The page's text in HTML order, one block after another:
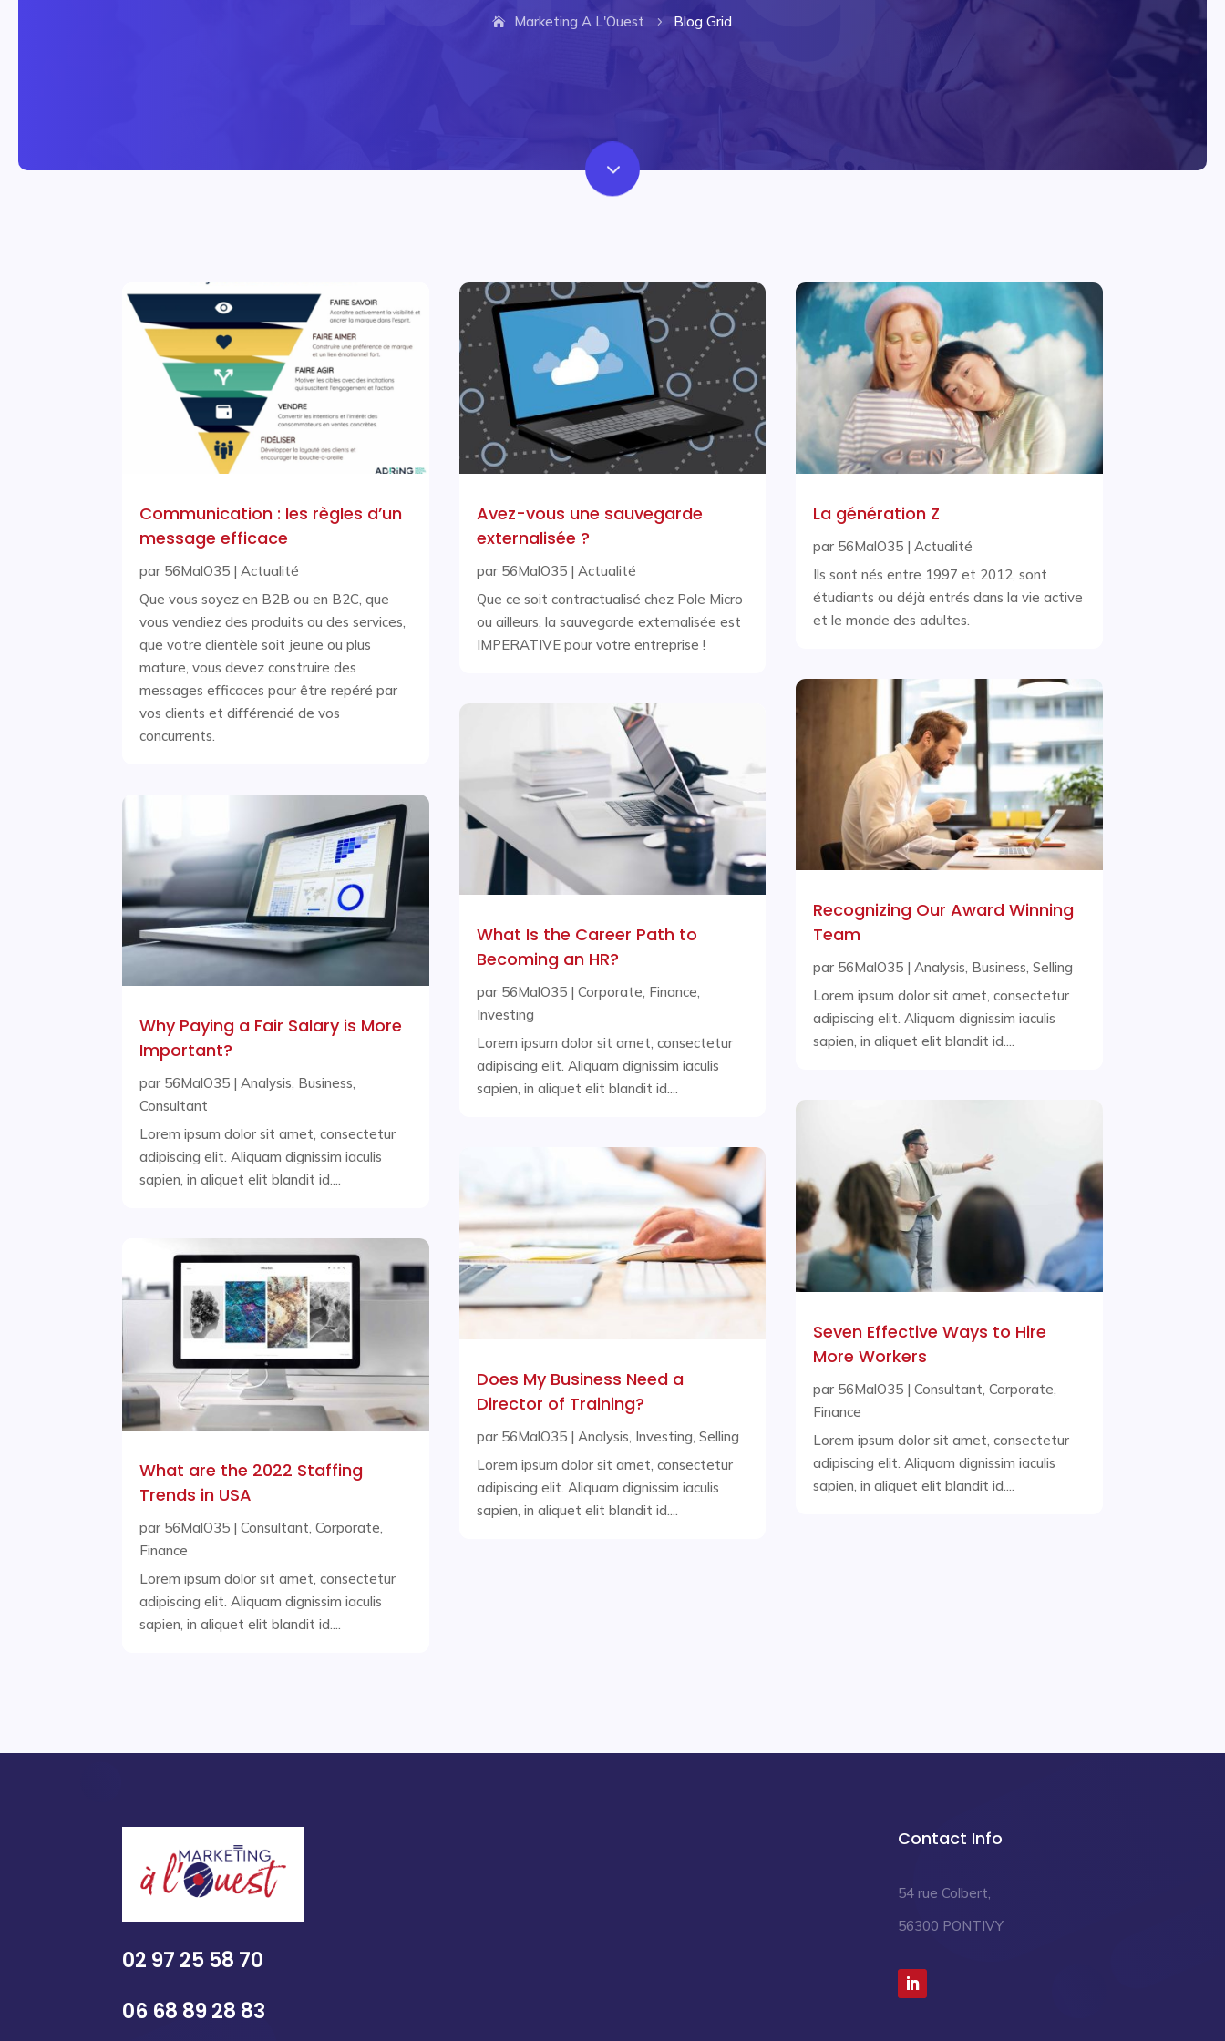
Marketing A L'Ouest 5 Blog Grid
3
Communication : les règles d’un
message efficace
par 56MalO35 |Actualité
Que vous soyez en B2B ou en B2C, que
vous vendiez des produits ou des services,
que votre clientèle soit jeune ou plus
mature, vous devez construire des
messages efficaces pour être repéré par
vos clients et différencié de vos
concurrents.
Why Paying a Fair Salary is More
Important?
par 56MalO35 |Analysis, Business,
Consultant
Lorem ipsum dolor sit amet, consectetur
adipiscing elit. Aliquam dignissim iaculis
sapien, in aliquet elit blandit id....
What are the 2022 Staffing
Trends in USA
par 56MalO35 |Consultant ,Corporate
Finance
Lorem ipsum dolor sit amet, consectetur
adipiscing elit. Aliquam dignissim iaculis
sapien, in aliquet elit blandit id....
Avez-vous une sauvegarde
externalisée ?
par 56MalO35| Actualité
Que ce soit contractualisé chez Pole Micro
ou ailleurs, la sauvegarde externalisée est
IMPERATIVE pour votre entreprise !
What Is the Career Path to
Becoming an HR?
par 56MalO35| Corporate, Finance,
Investing
Lorem ipsum dolor sit amet, consectetur
adipiscing elit. Aliquam dignissim iaculis
sapien, in aliquet elit blandit id....
Does My Business Need a
Director of Training?
par 56MalO35| Analysis Investing, Selling
Lorem ipsum dolor sit amet, consectetur
adipiscing elit. Aliquam dignissim iaculis
sapien, in aliquet elit blandit id....
La génération Z
par 56MalO35| Actualité
Ils sont nés entre 1997 et 2012, sont
étudiants ou déjà entrés dans la vie active
et le monde des adultes.
Recognizing Our Award Winning
Team
par 56MalO35| Analysis, Business, Selling
Lorem ipsum dolor sit amet, consectetur
adipiscing elit. Aliquam dignissim iaculis
sapien, in aliquet elit blandit id....
Seven Effective Ways to Hire
More Workers
par 56MalO35| Consultant Corporate
Finance
Lorem ipsum dolor sit amet, consectetur
adipiscing elit. Aliquam dignissim iaculis
sapien, in aliquet elit blandit id....
02 97 25 58 70
06 68 89 28 83
Contact Info
54 rue Colbert,
56300 PONTIVY